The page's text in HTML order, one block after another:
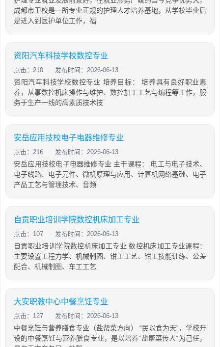
成都市卫校是一所专业正规的护理人才培养基地，从学校毕业后
是进入到医护单位工作，福
资阳汽车科技学校数控专业
点击：210 发布时间：2026-06-13
资阳汽车科技学校数控专业 培养目标： 培养具有良好职业素
养，从事数控机床操作与维护、数控加工工艺与编程等工作，服
务于生产一线的高素质技术技
安岳应用技校电子电器维修专业
点击：216 发布时间：2026-06-13
安岳应用技校电子电器维修专业 主干课程： 电工与电子技术、
电子线路、电子元件、微机原理与应用、计算机网络基础、电子
产品工艺与管理技术、音频
自贡职业培训学院数控机床加工专业
点击：107 发布时间：2026-06-13
自贡职业培训学院数控机床加工专业 数控机床加工专业课程：
主要设置工程力学、机械制图、钳工工艺、钳工技能训练、公差
配合、机械制图、车工工艺
大安职教中心中餐烹饪专业
点击：127 发布时间：2026-06-13
中餐烹饪与营养膳食专业（盐帮菜方向） “民以食为天”，学校开
设的中餐烹饪与营养膳食专业，是以培养“盐帮菜传人”为己任，